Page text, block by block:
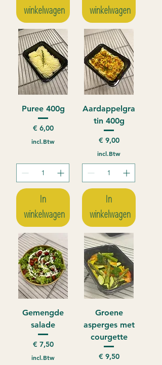
winkelwagen
winkelwagen
Puree 400g
Prijs
€ 6,00
incl.Btw
In
winkelwagen
Aardappelgra
tin 400g
Prijs
€ 9,00
incl.Btw
In
winkelwagen
Gemengde
salade
Prijs
€ 7,50
incl.Btw
Groene
asperges met
courgette
Prijs
€ 9,50